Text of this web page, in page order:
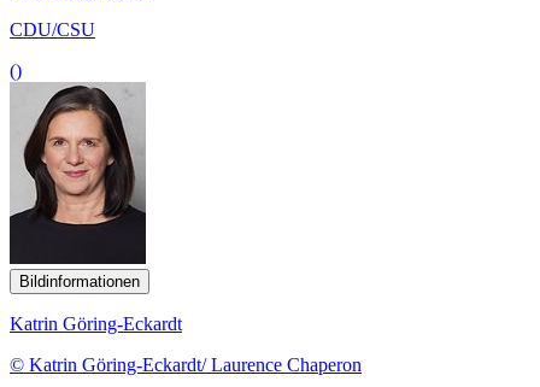
CDU/CSU
()
Bildinformationen
Katrin Göring-Eckardt
© Katrin Göring-Eckardt/ Laurence Chaperon